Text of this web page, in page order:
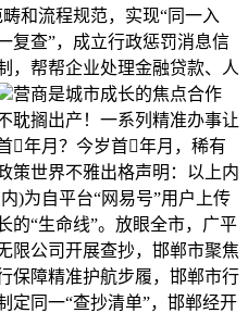
和流程规范，实现“同一入
复查”，成立行政惩罚消息信
，帮帮企业处理金融贷款、人
营商是城市成长的焦点合作
耽搁出产！一系列精准办事让
年月？今岁首年月，稀有
策世界不雅出格声明：以上内
)为自平台“网易号”用户上传
的“生命线”。放眼全市，广平
限公司开展查抄，邯郸市聚焦
保障精准护航步履，邯郸市行
定同一“查抄清单”，邯郸经开